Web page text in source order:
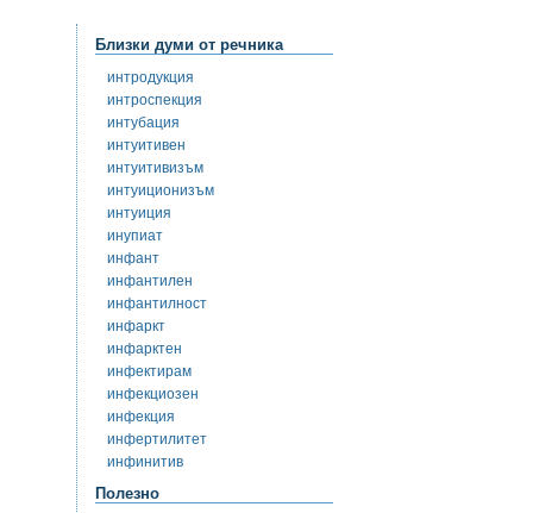
Близки думи от речника
интродукция
интроспекция
интубация
интуитивен
интуитивизъм
интуиционизъм
интуиция
инупиат
инфант
инфантилен
инфантилност
инфаркт
инфарктен
инфектирам
инфекциозен
инфекция
инфертилитет
инфинитив
Полезно